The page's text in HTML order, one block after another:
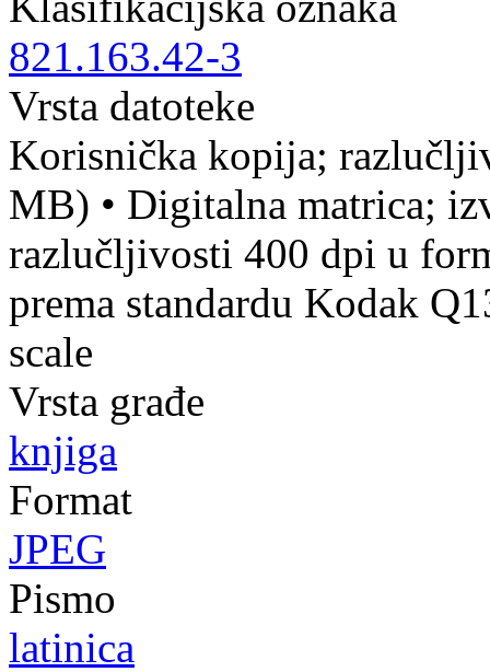
821.163.42-3
Vrsta datoteke
Korisnička kopija;
MB) • Digitalna matrica;
razlučljivosti 400 dpi u
prema standardu Kodak
scale
Vrsta građe
knjiga
Format
JPEG
Pismo
latinica